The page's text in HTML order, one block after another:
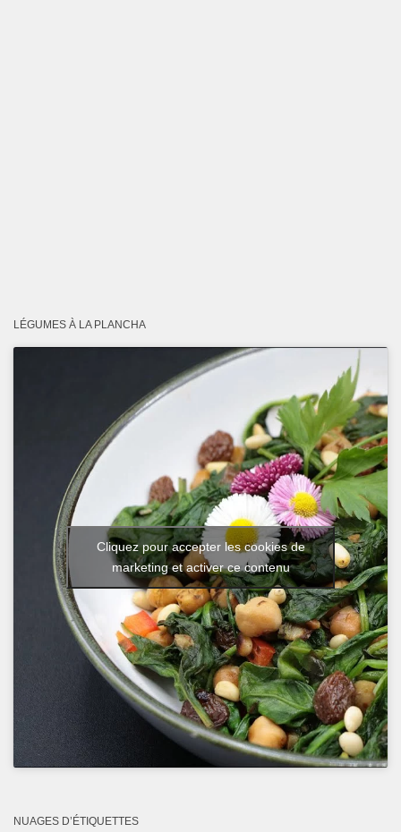
LÉGUMES À LA PLANCHA
Cliquez pour accepter les cookies de
marketing et activer ce contenu
NUAGES D’ÉTIQUETTES